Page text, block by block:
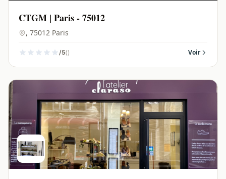
CTGM | Paris - 75012
, 75012 Paris
/5() Voir